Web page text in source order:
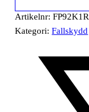
Artikelnr:FP92K1R
Kategori:Fallskydd